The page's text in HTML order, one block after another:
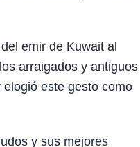
emir de Kuwait al
arraigados y antiguos
este gesto como
y sus mejores